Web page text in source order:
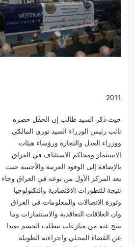
2011
حيث ذكر السيد طالب إن الحفل حضره
نائب رئيس الوزراء السيد نوري المالكي
ووزراء العدل والتجارة ورؤساء هيئات
الاستثمار ومحاكم الاستئناف في العراق
بالإضافة إلى الوفود العربية والأجنبية حيث
يعد المركز الأول من نوعه في العراق وجاء
نتيجة للتطورات الاقتصادية والتكنولوجيا
وثورة الاتصالات والمعلومات في العراق
وان العلاقات التعاقدية والاستثمارات وما
ينتج عنه من منازعات تتطلب الحسم بعيدا
عن القضاء المحلي واجراءته الطويلة